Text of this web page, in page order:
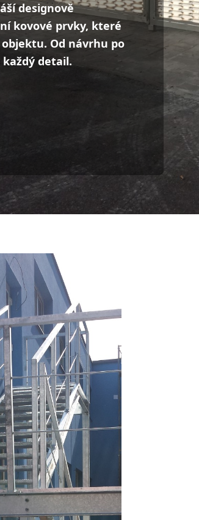
designově
kovové prvky, které
Od návrhu po
detail.